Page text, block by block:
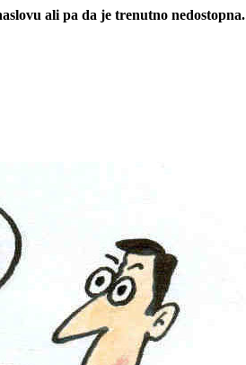
ali pa da je trenutno nedostopna.